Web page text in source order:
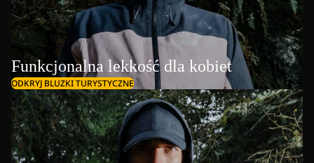
Funkcjonalna lekkość dla kobiet
ODKRYJ BLUZKI TURYSTYCZNE